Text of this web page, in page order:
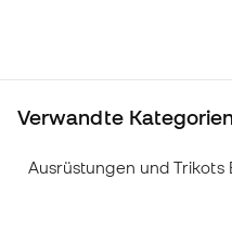
Verwandte
Ausrüstungen und Trikots